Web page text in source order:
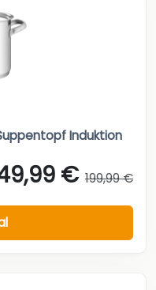
Induktion
€ 199,99 €